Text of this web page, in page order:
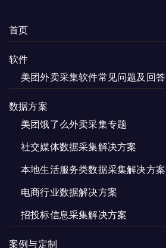
首页
软件
美团外卖采集软件常见问题及回答
数据方案
美团饿了么外卖采集专题
社交媒体数据采集解决方案
本地生活服务类数据采集解决方案
电商行业数据解决方案
招投标信息采集解决方案
案例与定制